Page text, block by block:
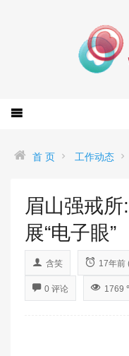
首 页 工作动态
眉山强戒
展“电子眼”
含笑 17年前
0 评论 1769